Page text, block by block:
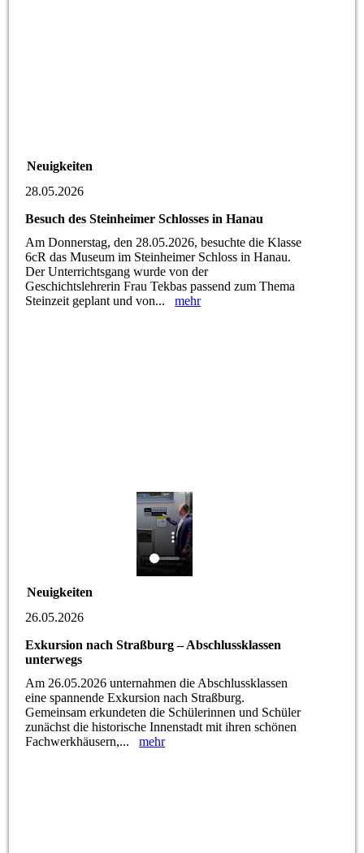
Neuigkeiten
28.05.2026
Besuch des Steinheimer Schlosses in Hanau
Am Donnerstag, den 28.05.2026, besuchte die Klasse
6cR das Museum im Steinheimer Schloss in Hanau.
Der Unterrichtsgang wurde von der
Geschichtslehrerin Frau Tekbas passend zum Thema
Steinzeit geplant und von...mehr
Neuigkeiten
26.05.2026
Exkursion nach Straßburg – Abschlussklassen
unterwegs
Am 26.05.2026 unternahmen die Abschlussklassen
eine spannende Exkursion nach Straßburg.
Gemeinsam erkundeten die Schülerinnen und Schüler
zunächst die historische Innenstadt mit ihren schönen
Fachwerkhäusern,...mehr